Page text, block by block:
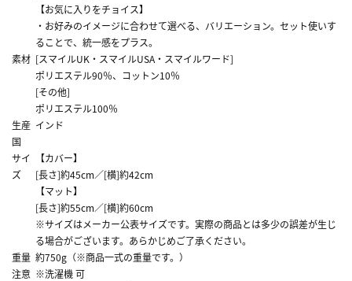
【お気に入りをチョイス】
・お好みのイメージに合わせて選べる、バリエーション。セット使いす
ることで、統一感をプラス。
素材 [スマイルUK・スマイルUSA・スマイルワード]
ポリエステル90％、コットン10％
[その他]
ポリエステル100％
生産
国
インド
サイ
ズ
【カバー】
[長さ]約45cm／[横]約42cm
【マット】
[長さ]約55cm／[横]約60cm
※サイズはメーカー公表サイズです。実際の商品とは多少の誤差が生じ
る場合がございます。あらかじめご了承ください。
重量 約750g（※商品一式の重量です。）
注意 ※洗濯機 可